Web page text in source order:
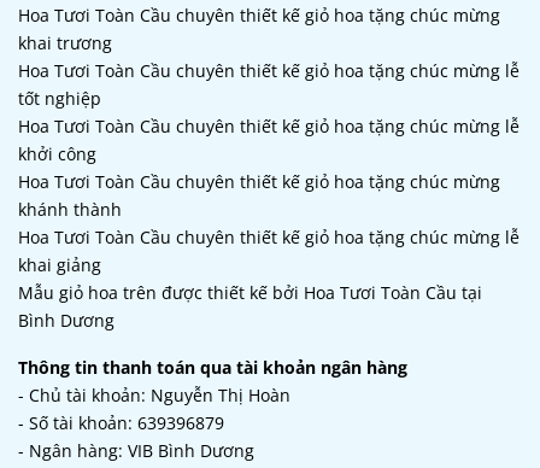
Hoa Tươi Toàn Cầu chuyên thiết kế giỏ hoa tặng chúc mừng
khai trương
Hoa Tươi Toàn Cầu chuyên thiết kế giỏ hoa tặng chúc mừng lễ
tốt nghiệp
Hoa Tươi Toàn Cầu chuyên thiết kế giỏ hoa tặng chúc mừng lễ
khởi công
Hoa Tươi Toàn Cầu chuyên thiết kế giỏ hoa tặng chúc mừng
khánh thành
Hoa Tươi Toàn Cầu chuyên thiết kế giỏ hoa tặng chúc mừng lễ
khai giảng
Mẫu giỏ hoa trên được thiết kế bởi Hoa Tươi Toàn Cầu tại
Bình Dương
Thông tin thanh toán qua tài khoản ngân hàng
- Chủ tài khoản: Nguyễn Thị Hoàn
- Số tài khoản: 639396879
- Ngân hàng: VIB Bình Dương